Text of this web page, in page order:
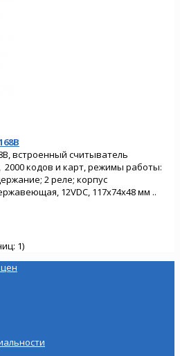
встроенный считыватель
2000 кодов и карт, режимы работы:
2 реле; корпус
12VDC, 117х74х48 мм ..
1)